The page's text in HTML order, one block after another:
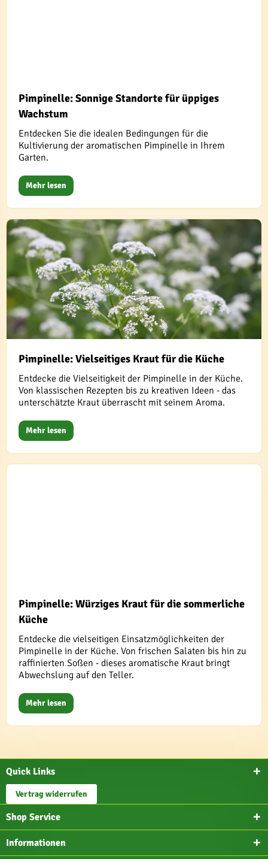
Pimpinelle: Sonnige Standorte für üppiges
Wachstum
Entdecken Sie die idealen Bedingungen für die
Kultivierung der aromatischen Pimpinelle in Ihrem
Garten.
Mehr lesen
Pimpinelle: Vielseitiges Kraut für die Küche
Entdecke die Vielseitigkeit der Pimpinelle in der Küche.
Von klassischen Rezepten bis zu kreativen Ideen - das
unterschätzte Kraut überrascht mit seinem Aroma.
Mehr lesen
Pimpinelle: Würziges Kraut für die sommerliche
Küche
Entdecke die vielseitigen Einsatzmöglichkeiten der
Pimpinelle in der Küche. Von frischen Salaten bis hin zu
raffinierten Soßen - dieses aromatische Kraut bringt
Abwechslung auf den Teller.
Mehr lesen
Quick Links
Vertrag widerrufen
Shop Service
Informationen